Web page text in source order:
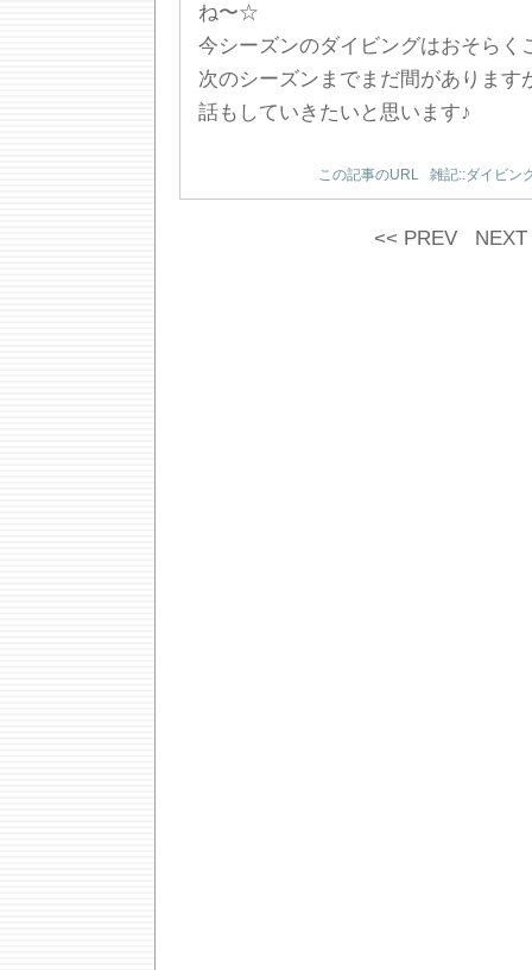
ね〜☆
今シーズンのダイビングはおそらく
次のシーズンまでまだ間があります
話もしていきたいと思います♪
この記事のURL 雑記::ダイビン
<< PREV